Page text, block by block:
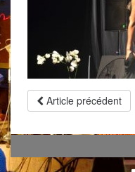
Article précédent